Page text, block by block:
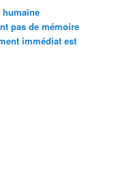
pas de mémoire
immédiat est